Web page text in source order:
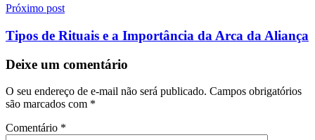
Próximo post
Tipos de Rituais e a Importância da Arca da Aliança
Deixe um comentário
O seu endereço de e-mail não será publicado. Campos obrigatórios
são marcados com *
Comentário *